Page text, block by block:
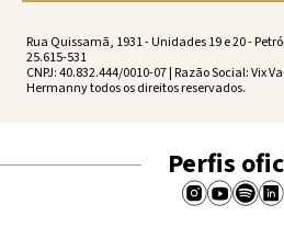
Rua Quissamã, 1931 - Unidades 19 e 20 -
25.615-531
CNPJ: 40.832.444/0010-07 | Razão Social: Vix
Hermanny todos os direitos reservados.
Perfis